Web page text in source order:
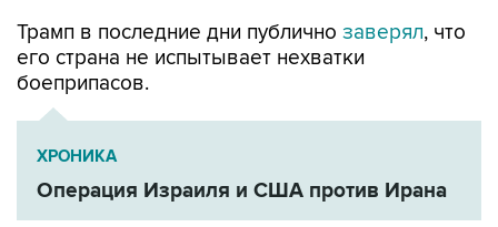
Трамп в последние дни публично заверял, что
его страна не испытывает нехватки
боеприпасов.
ХРОНИКА
Операция Израиля и США против Ирана